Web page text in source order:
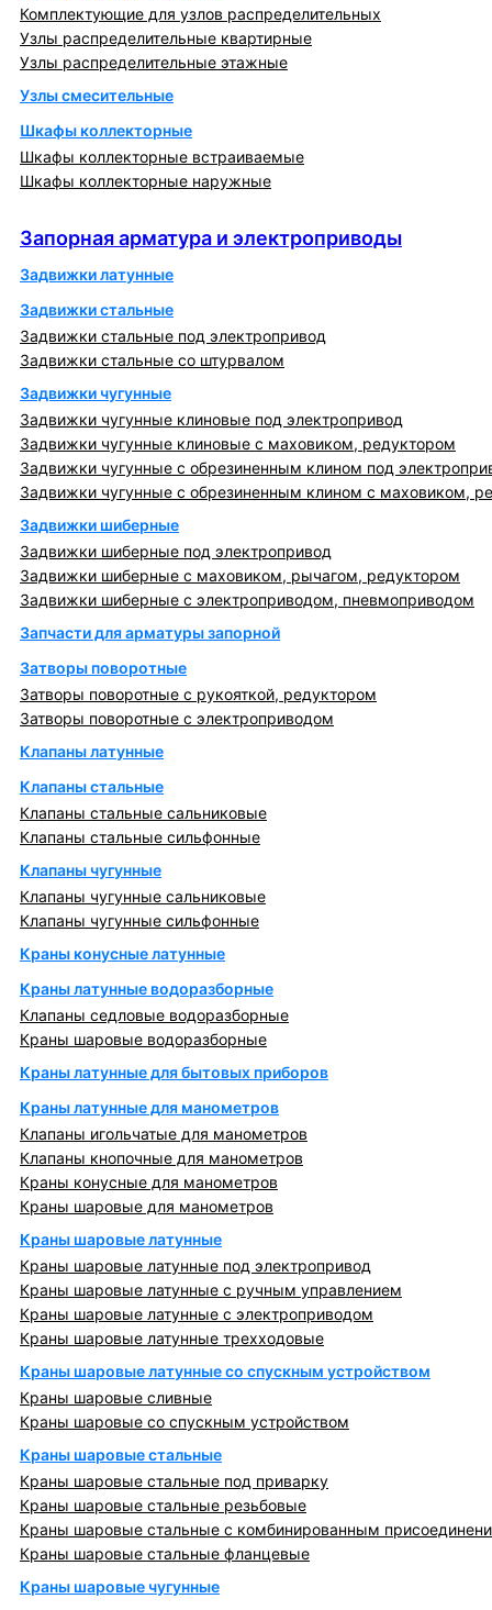
Комплектующие для узлов распределительных
Узлы распределительные квартирные
Узлы распределительные этажные
Узлы смесительные
Шкафы коллекторные
Шкафы коллекторные встраиваемые
Шкафы коллекторные наружные
Запорная арматура и электроприводы
Задвижки латунные
Задвижки стальные
Задвижки стальные под электропривод
Задвижки стальные со штурвалом
Задвижки чугунные
Задвижки чугунные клиновые под электропривод
Задвижки чугунные клиновые с маховиком, редуктором
Задвижки чугунные с обрезиненным клином под
Задвижки чугунные с обрезиненным клином с маховиком,
Задвижки шиберные
Задвижки шиберные под электропривод
Задвижки шиберные с маховиком, рычагом, редуктором
Задвижки шиберные с электроприводом, пневмоприводом
Запчасти для арматуры запорной
Затворы поворотные
Затворы поворотные с рукояткой, редуктором
Затворы поворотные с электроприводом
Клапаны латунные
Клапаны стальные
Клапаны стальные сальниковые
Клапаны стальные сильфонные
Клапаны чугунные
Клапаны чугунные сальниковые
Клапаны чугунные сильфонные
Краны конусные латунные
Краны латунные водоразборные
Клапаны седловые водоразборные
Краны шаровые водоразборные
Краны латунные для бытовых приборов
Краны латунные для манометров
Клапаны игольчатые для манометров
Клапаны кнопочные для манометров
Краны конусные для манометров
Краны шаровые для манометров
Краны шаровые латунные
Краны шаровые латунные под электропривод
Краны шаровые латунные с ручным управлением
Краны шаровые латунные с электроприводом
Краны шаровые латунные трехходовые
Краны шаровые латунные со спускным устройством
Краны шаровые сливные
Краны шаровые со спускным устройством
Краны шаровые стальные
Краны шаровые стальные под приварку
Краны шаровые стальные резьбовые
Краны шаровые стальные с комбинированным
Краны шаровые стальные фланцевые
Краны шаровые чугунные